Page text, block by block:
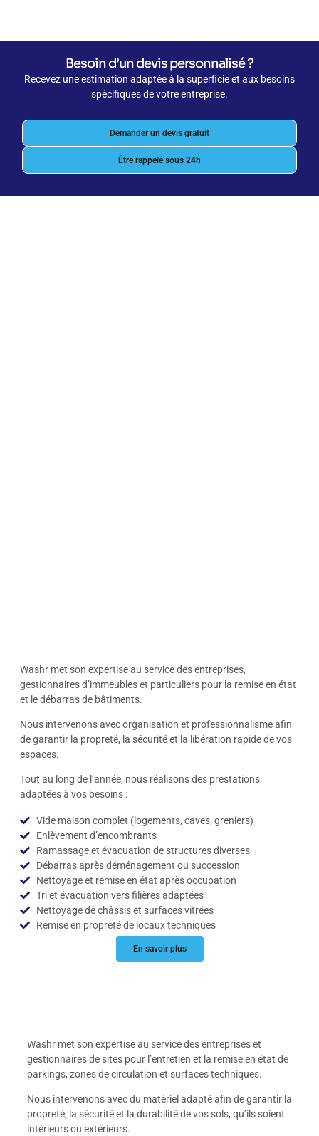
Besoin d’un devis personnalisé ?
Recevez une estimation adaptée à la superficie et aux besoins
spécifiques de votre entreprise.
Demander un devis gratuit
Être rappelé sous 24h
Washr met son expertise au service des entreprises,
gestionnaires d’immeubles et particuliers pour la remise en état
et le débarras de bâtiments.
Nous intervenons avec organisation et professionnalisme afin
de garantir la propreté, la sécurité et la libération rapide de vos
espaces.
Tout au long de l’année, nous réalisons des prestations
adaptées à vos besoins :
Vide maison complet (logements, caves, greniers)
Enlèvement d’encombrants
Ramassage et évacuation de structures diverses
Débarras après déménagement ou succession
Nettoyage et remise en état après occupation
Tri et évacuation vers filières adaptées
Nettoyage de châssis et surfaces vitrées
Remise en propreté de locaux techniques
En savoir plus
Washr met son expertise au service des entreprises et
gestionnaires de sites pour l’entretien et la remise en état de
parkings, zones de circulation et surfaces techniques.
Nous intervenons avec du matériel adapté afin de garantir la
propreté, la sécurité et la durabilité de vos sols, qu’ils soient
intérieurs ou extérieurs.